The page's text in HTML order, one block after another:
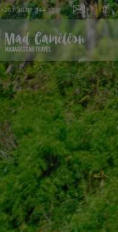
+261 38 07 344 19